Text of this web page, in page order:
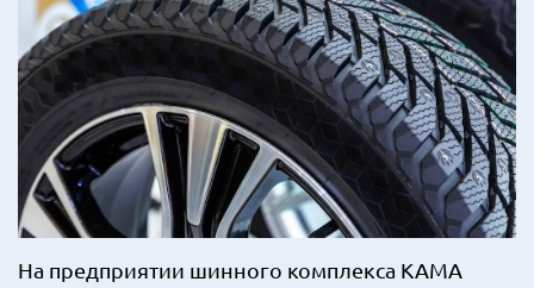
На предприятии шинного комплекса KAMA